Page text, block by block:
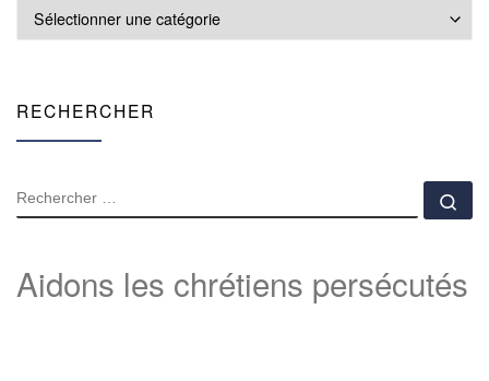
RECHERCHER
RECHERCHER
Aidons les chrétiens persécutés